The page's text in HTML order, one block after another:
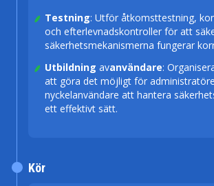
Testning: Utför åtkomsttestning,
och efterlevnadskontroller för att
säkerhetsmekanismerna fungerar
Utbildning avanvändare:
att göra det möjligt för
nyckelanvändare att hantera
ett effektivt sätt.
Kör